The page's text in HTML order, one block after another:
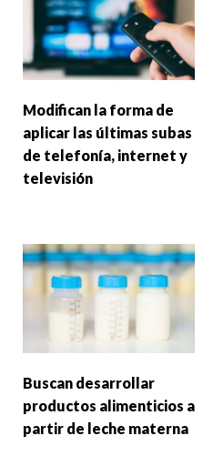
Modifican la forma de
aplicar las últimas subas
de telefonía, internet y
televisión
Buscan desarrollar
productos alimenticios a
partir de leche materna